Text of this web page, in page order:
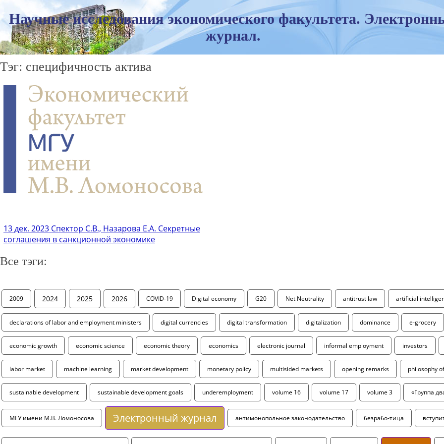
Научные исследования экономического факультета.
журнал.
Тэг: специфичность актива
13 дек. 2023 Спектор С.В., Назарова Е.А. Секретные
соглашения в санкционной экономике
Все тэги:
2009 2024 2025 2026 COVID-19 Digital economy G20 Net Neutrality antitrust law artificial
declarations of labor and employment ministers digital currencies digital transformation digitalization dominance e-grocery
economic growth economic science economic theory economics electronic journal informal employment investors
labor market machine learning market development monetary policy multisided markets opening remarks philosophy
sustainable development sustainable development goals underemployment volume 16 volume 17 volume 3 «Группа
МГУ имени М.В. Ломоносова Электронный журнал антимонопольное законодательство безрабо-тица